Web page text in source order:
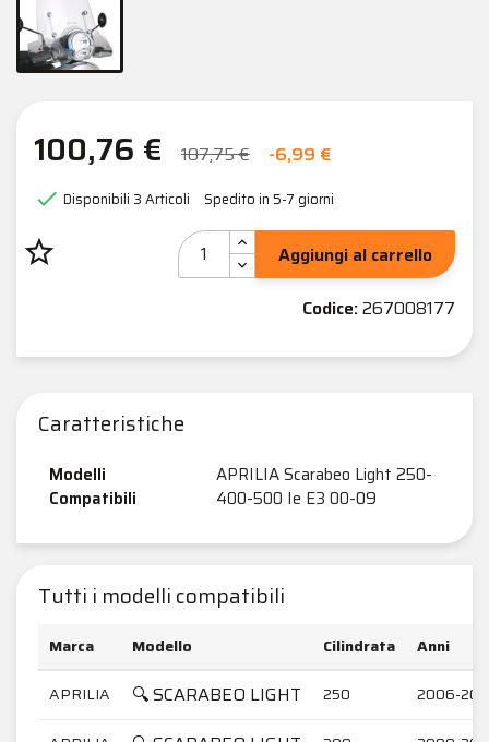
100,76 € 107,75 € -6,99 €
 Disponibili3 Articoli Spedito in 5-7 giorni
star_border
Aggiungi al carrello
Codice:267008177
Caratteristiche
Modelli
Compatibili
APRILIA Scarabeo Light 250-
400-500 Ie E3 00-09
Tutti i modelli compatibili
Marca Modello Cilindrata
Anni
APRILIA
🔍 SCARABEO LIGHT 250 2006-